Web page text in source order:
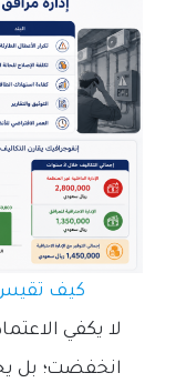
كيف تقيس
لا يكفي
انخفضت؛ بل